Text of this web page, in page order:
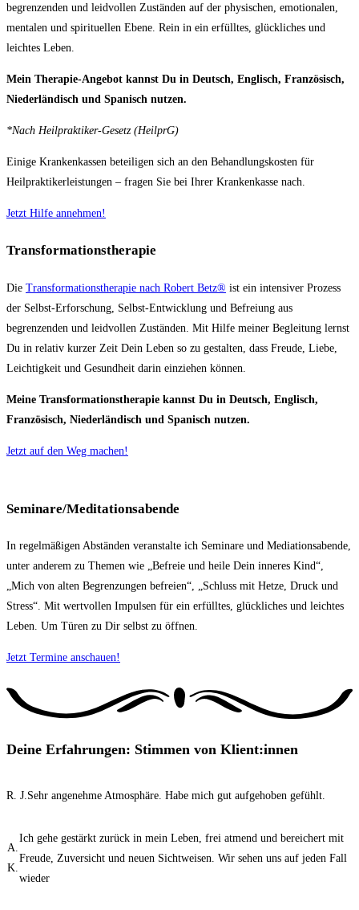
begrenzenden und leidvollen Zuständen auf der physischen, emotionalen,
mentalen und spirituellen Ebene. Rein in ein erfülltes, glückliches und
leichtes Leben.
Mein Therapie-Angebot kannst Du in Deutsch, Englisch, Französisch,
Niederländisch und Spanisch nutzen.
*Nach Heilpraktiker-Gesetz (HeilprG)
Einige Krankenkassen beteiligen sich an den Behandlungskosten für
Heilpraktikerleistungen – fragen Sie bei Ihrer Krankenkasse nach.
Jetzt Hilfe annehmen!
Transformationstherapie
Die Transformationstherapie nach Robert Betz® ist ein intensiver Prozess
der Selbst-Erforschung, Selbst-Entwicklung und Befreiung aus
begrenzenden und leidvollen Zuständen. Mit Hilfe meiner Begleitung lernst
Du in relativ kurzer Zeit Dein Leben so zu gestalten, dass Freude, Liebe,
Leichtigkeit und Gesundheit darin einziehen können.
Meine Transformationstherapie kannst Du in Deutsch, Englisch,
Französisch, Niederländisch und Spanisch nutzen.
Jetzt auf den Weg machen!
Seminare/Meditationsabende
In regelmäßigen Abständen veranstalte ich Seminare und Mediationsabende,
unter anderem zu Themen wie „Befreie und heile Dein inneres Kind“,
„Mich von alten Begrenzungen befreien“, „Schluss mit Hetze, Druck und
Stress“. Mit wertvollen Impulsen für ein erfülltes, glückliches und leichtes
Leben. Um Türen zu Dir selbst zu öffnen.
Jetzt Termine anschauen!
Deine Erfahrungen: Stimmen von Klient:innen
R. J. Sehr angenehme Atmosphäre. Habe mich gut aufgehoben gefühlt.
A.
K.
Ich gehe gestärkt zurück in mein Leben, frei atmend und bereichert mit
Freude, Zuversicht und neuen Sichtweisen. Wir sehen uns auf jeden Fall
wieder